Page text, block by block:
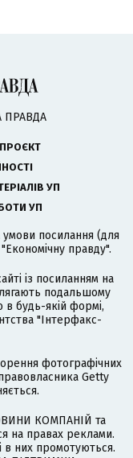
ПРАВДА
УП
УП
умови посилання (для
правду".
із посиланням на
подальшому
будь-якій формі,
"Інтерфакс-
фотографічних
Getty
КОМПАНІЙ та
на правах реклами.
в них промотуються.